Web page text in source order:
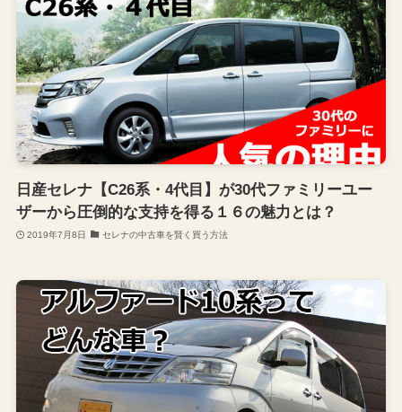
日産セレナ【C26系・4代目】が30代ファミリーユー
ザーから圧倒的な支持を得る１６の魅力とは？
2019年7月8日 セレナの中古車を賢く買う方法